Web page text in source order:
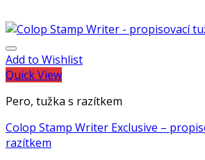
Add to Wishlist
Quick View
Pero, tužka s razítkem
Colop Stamp Writer Exclusive –
razítkem